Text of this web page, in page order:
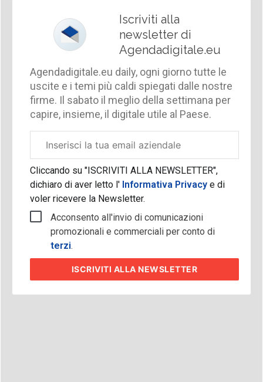
Iscriviti alla
newsletter di
Agendadigitale.eu
Agendadigitale.eu daily, ogni giorno tutte le
uscite e i temi più caldi spiegati dalle nostre
firme. Il sabato il meglio della settimana per
capire, insieme, il digitale utile al Paese.
aziendale
Cliccando su "ISCRIVITI ALLA NEWSLETTER",
dichiaro di aver letto l'Informativa Privacy e di
voler ricevere la Newsletter.
Acconsento all'invio di comunicazioni
promozionali e commerciali per conto di
terzi.
ISCRIVITI ALLA NEWSLETTER